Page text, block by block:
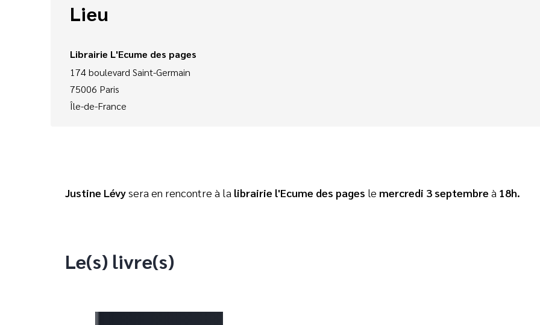
Lieu
Librairie L'Ecume des pages
174 boulevard Saint-Germain
75006 Paris
Île-de-France
Justine Lévysera en rencontre à la librairie l'Ecume des pages le mercredi 3 septembre à 18h.
Le(s) livre(s)